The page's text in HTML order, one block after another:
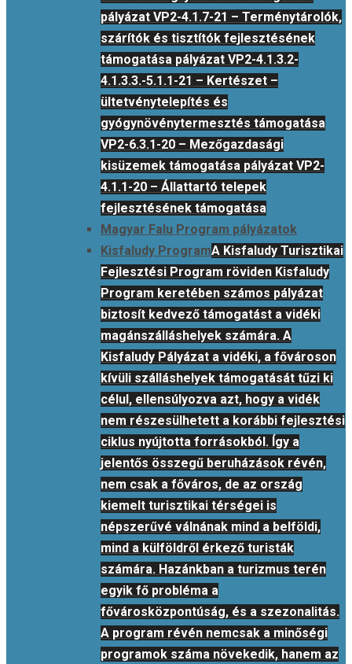
pályázat VP2-4.1.7-21 – Terménytárolók,
szárítók és tisztítók fejlesztésének
támogatása pályázat VP2-4.1.3.2-
4.1.3.3.-5.1.1-21 – Kertészet –
ültetvénytelepítés és
gyógynövénytermesztés támogatása
VP2-6.3.1-20 – Mezőgazdasági
kisüzemek támogatása pályázat VP2-
4.1.1-20 – Állattartó telepek
fejlesztésének támogatása
Magyar Falu Program pályázatok
Kisfaludy ProgramA Kisfaludy Turisztikai
Fejlesztési Program röviden Kisfaludy
Program keretében számos pályázat
biztosít kedvező támogatást a vidéki
magánszálláshelyek számára. A
Kisfaludy Pályázat a vidéki, a fővároson
kívüli szálláshelyek támogatását tűzi ki
célul, ellensúlyozva azt, hogy a vidék
nem részesülhetett a korábbi fejlesztési
ciklus nyújtotta forrásokból. Így a
jelentős összegű beruházások révén,
nem csak a főváros, de az ország
kiemelt turisztikai térségei is
népszerűvé válnának mind a belföldi,
mind a külföldről érkező turisták
számára. Hazánkban a turizmus terén
egyik fő probléma a
fővárosközpontúság, és a szezonalitás.
A program révén nemcsak a minőségi
programok száma növekedik, hanem az